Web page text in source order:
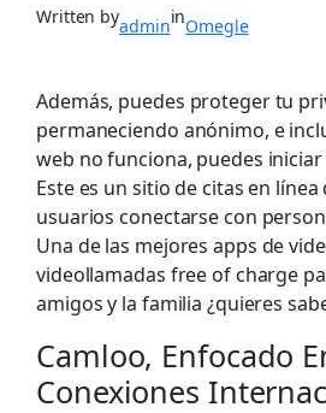
Written byadmininOmegle
Además, puedes proteger tu
permaneciendo anónimo, e
web no funciona, puedes
Este es un sitio de citas en
usuarios conectarse con
Una de las mejores apps de
videollamadas free of charge
amigos y la familia ¿quieres
Camloo, Enfocado
Conexiones